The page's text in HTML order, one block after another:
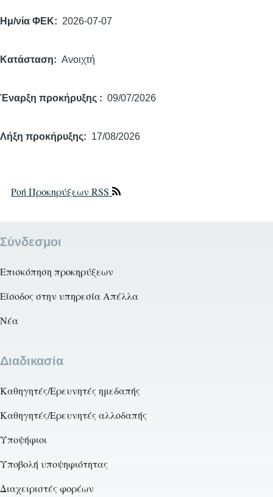
Ημ/νία ΦΕΚ 2026-07-07
Κατάσταση Ανοιχτή
Έναρξη προκήρυξης 09/07/2026
Λήξη προκήρυξης 17/08/2026
Ροή Προκηρύξεων RSS
Σύνδεσμοι
Επισκόπηση προκηρύξεων
Είσοδος στην υπηρεσία Απέλλα
Νέα
Διαδικασία
Καθηγητές/Ερευνητές ημεδαπής
Καθηγητές/Ερευνητές αλλοδαπής
Υποψήφιοι
Υποβολή υποψηφιότητας
Διαχειριστές φορέων